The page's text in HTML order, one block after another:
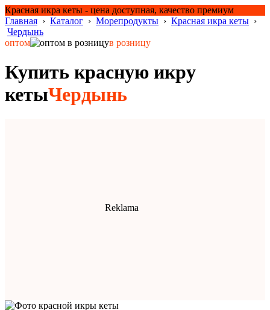
Красная икра кеты - цена доступная, качество премиум
Главная › Каталог › Морепродукты › Красная икра кеты ›
Чердынь
оптом
в розницу
Купить красную икру
кетыЧердынь